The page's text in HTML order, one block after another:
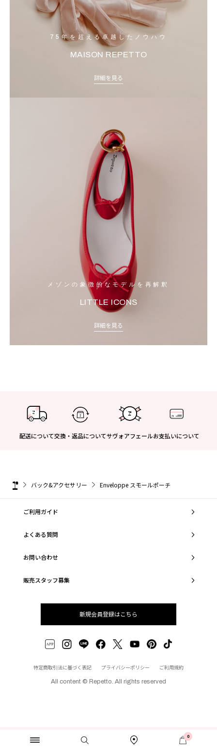
0
75年を超える卓越したノウハウ
MAISON REPETTO
詳細を見る
メゾンの象徴的なモデルを再解釈
LITTLE ICONS
詳細を見る
配送について交換・返品についてサヴォアフェールお支払いについて
バック&アクセサリー Enveloppe スモールポーチ
ご利用ガイド
よくある質問
お問い合わせ
販売スタッフ募集
新規会員登録はこちら
特定商取引法に基づく表記 プライバシーポリシー ご利用規約
All content © Repetto. All rights reserved